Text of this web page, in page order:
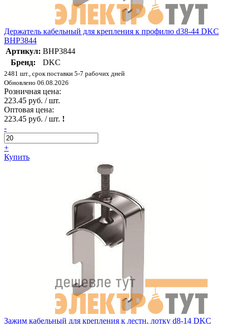
Держатель кабельный для крепления к профилю d38-44 DKC
BHP3844
Артикул: BHP3844
Бренд:
DKC
2481 шт., срок поставки 5-7 рабочих дней
Обновлено 06.08.2026
Розничная цена:
223.45 руб. / шт.
Оптовая цена:
223.45 руб. / шт. !
-
+
Купить
Зажим кабельный для крепления к лестн. лотку d8-14 DKC